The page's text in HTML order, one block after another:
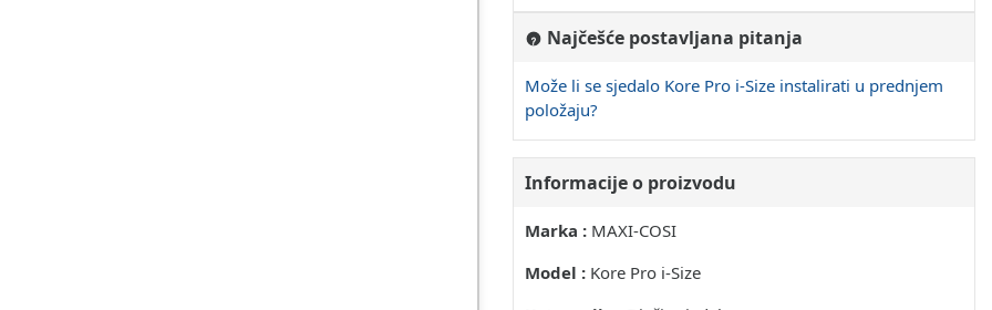
Najčešće postavljana pitanja
Može li se sjedalo Kore Pro i-Size instalirati u prednjem
položaju?
Informacije o proizvodu
Marka : MAXI-COSI
Model : Kore Pro i-Size